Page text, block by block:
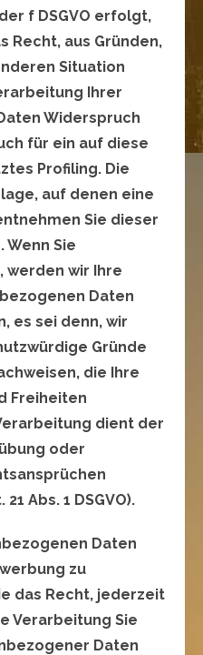
f DSGVO erfolgt,
Recht, aus Gründen,
Situation
Ihrer
Widerspruch
für ein auf diese
Profiling. Die
auf denen eine
Sie dieser
Sie
werden wir Ihre
Daten
es sei denn, wir
Gründe
die Ihre
Freiheiten
dient der
oder
Abs. 1 DSGVO).
Daten
zu
das Recht, jederzeit
Verarbeitung Sie
Daten